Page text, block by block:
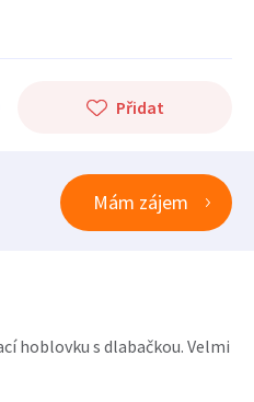
Přidat
Mám zájem
hoblovku s dlabačkou. Velmi